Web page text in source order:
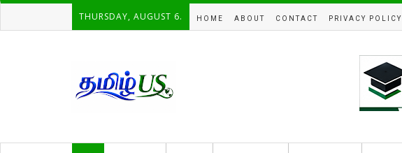
THURSDAY, AUGUST 6. HOME ABOUT CONTACT PRIVACY POLICY